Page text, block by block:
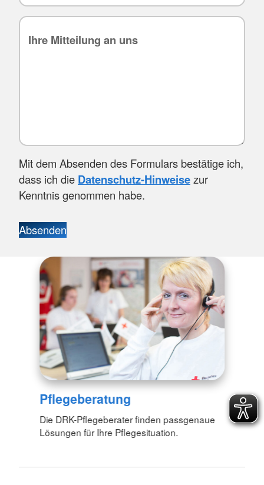
Mit dem Absenden des Formulars bestätige ich,
dass ich die Datenschutz-Hinweisezur
Kenntnis genommen habe.
Absenden
Pflegeberatung
Die DRK-Pflegeberater finden passgenaue
Lösungen für Ihre Pflegesituation.